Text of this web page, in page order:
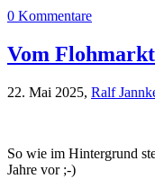
0 Kommentare
Vom
22. Mai 2025, Ralf
So wie im Hintergrund
Jahre vor ;-)